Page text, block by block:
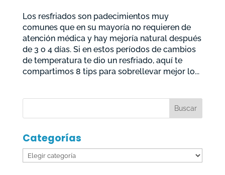
Los resfriados son padecimientos muy
comunes que en su mayoría no requieren de
atención médica y hay mejoría natural después
de 3 o 4 días. Si en estos períodos de cambios
de temperatura te dio un resfriado, aquí te
compartimos 8 tips para sobrellevar mejor lo...
Categorías
Categorías